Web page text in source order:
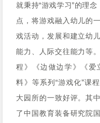
就秉持“游戏学习”的理
点，将游戏融入幼儿的
戏活动，发展和建立幼
能力、人际交往能力等
程》《边做边学》《爱
料》等系列“游戏化”课
大园所的一致好评。其
了中国教育装备研究院